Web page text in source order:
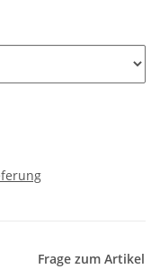
Frage zum Artikel